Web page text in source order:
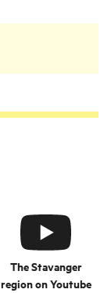
The Stavanger
region on Youtube